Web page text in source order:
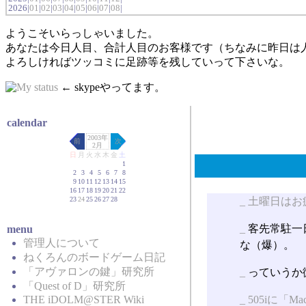
2026|01 |02|03|04|05|06|07|08|
ようこそいらっしゃいました。
あなたは今日人目、合計人目のお客様です（ちなみに昨日は
よろしければツッコミに足跡等を残していって下さいな。
← skypeやってます。
土曜日はお
客先常駐
な（爆）。
っていう
505iに「
calendar
前
2003年
2月
次
日
月 火 水 木 金 土
1
2
3 4 5 6 7
8
9 10 11 12 13 14 15
16 17 18 19 20 21 22
23 24 25 26 27 28
menu
管理人について
ねくろんのボードゲーム日記
「アヴァロンの鍵」研究所
「Quest of D」研究所
THE iDOLM@STER Wiki